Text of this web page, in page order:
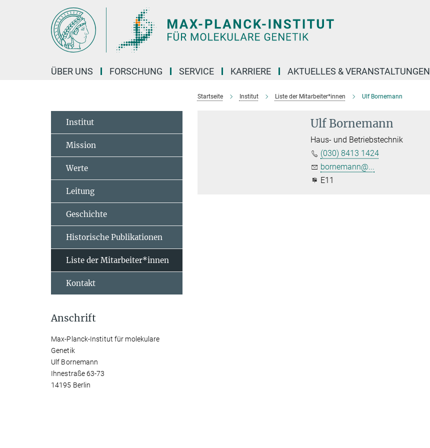
ÜBER UNS FORSCHUNG SERVICE KARRIERE AKTUELLES & VERANSTALTUNGEN
Startseite Institut Liste der Mitarbeiter*innen Ulf Bornemann
Ulf Bornemann
Haus- und Betriebstechnik
(030) 8413 1424
bornemann@...
E11
Institut
Mission
Werte
Leitung
Geschichte
Historische Publikationen
Liste der Mitarbeiter*innen
Kontakt
Anschrift
Max-Planck-Institut für molekulare
Genetik
Ulf Bornemann
Ihnestraße 63-73
14195 Berlin